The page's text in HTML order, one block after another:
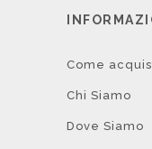
Come
Chi Siamo
Dove Siamo